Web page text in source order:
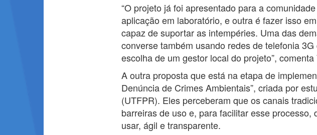
“O projeto já foi apresentado para a
aplicação em laboratório, e outra é fazer isso
capaz de suportar as intempéries. Uma das
converse também usando redes de telefonia
escolha de um gestor local do projeto”,
A outra proposta que está na etapa de
Denúncia de Crimes Ambientais”, criada por
(UTFPR). Eles perceberam que os canais
barreiras de uso e, para facilitar esse
usar, ágil e transparente.